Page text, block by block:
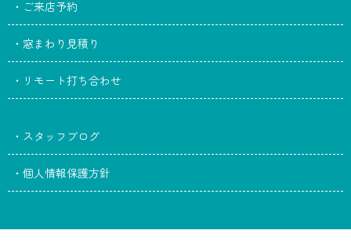
・ご来店予約
・窓まわり見積り
・リモート打ち合わせ
・スタッフブログ
・個人情報保護方針